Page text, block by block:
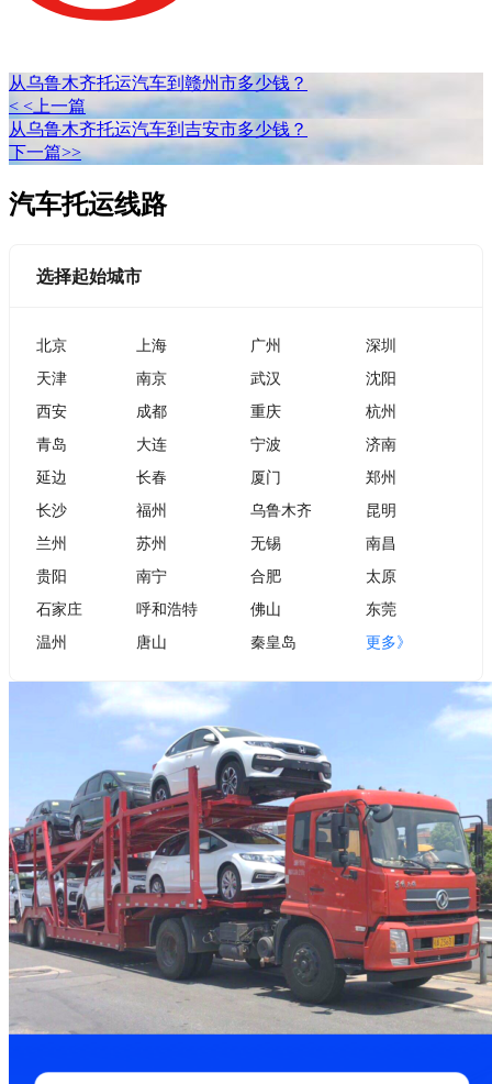
从乌鲁木齐托运汽车到赣州市多少钱？
< <上一篇
从乌鲁木齐托运汽车到吉安市多少钱？
下一篇>>
汽车托运线路
选择起始城市
北京 上海 广州
深圳
天津
南京 武汉
沈阳
西安
成都 重庆
杭州
青岛
大连 宁波
济南
延边
长春 厦门
郑州
长沙
福州 乌鲁木齐
昆明
兰州
苏州 无锡
南昌
贵阳
南宁 合肥
太原
石家庄
呼和浩特 佛山
东莞
温州
唐山 秦皇岛 更多》